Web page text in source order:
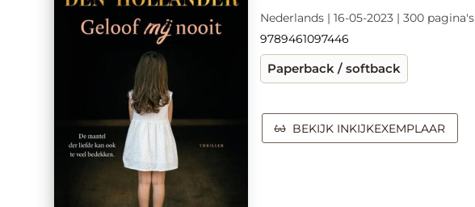
Nederlands | 16-05-2023 | 300 pagina's
9789461097446
Paperback / softback
BEKIJK INKIJKEXEMPLAAR